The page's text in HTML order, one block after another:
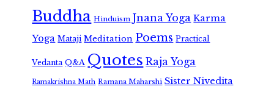
Buddha Hinduism Jnana Yoga Karma
Yoga Mataji Meditation Poems Practical
Vedanta Q&A Quotes Raja Yoga
Ramakrishna Math Ramana Maharshi Sister Nivedita